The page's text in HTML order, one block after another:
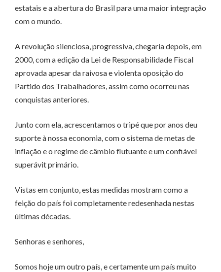
estatais e a abertura do Brasil para uma maior integração
com o mundo.
A revolução silenciosa, progressiva, chegaria depois, em
2000, com a edição da Lei de Responsabilidade Fiscal
aprovada apesar da raivosa e violenta oposição do
Partido dos Trabalhadores, assim como ocorreu nas
conquistas anteriores.
Junto com ela, acrescentamos o tripé que por anos deu
suporte à nossa economia, com o sistema de metas de
inflação e o regime de câmbio flutuante e um confiável
superávit primário.
Vistas em conjunto, estas medidas mostram como a
feição do país foi completamente redesenhada nestas
últimas décadas.
Senhoras e senhores,
Somos hoje um outro país, e certamente um país muito